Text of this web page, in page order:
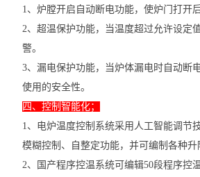
1、炉膛开启自动断电功能，使炉门打开
2、超温保护功能，当温度超过允许设定
警。
3、漏电保护功能，当炉体漏电时自动断
使用的安全性。
四、控制智能化；
1、电炉温度控制系统采用人工智能调节
模糊控制、自整定功能，并可编制各种升
2、国产程序控温系统可编辑50段程序控